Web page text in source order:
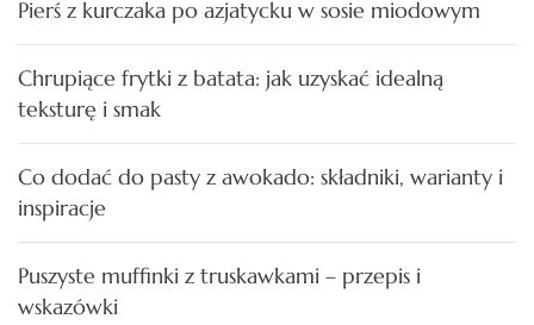
Pierś z kurczaka po azjatycku w sosie miodowym
Chrupiące frytki z batata: jak uzyskać idealną
teksturę i smak
Co dodać do pasty z awokado: składniki, warianty i
inspiracje
Puszyste muffinki z truskawkami – przepis i
wskazówki